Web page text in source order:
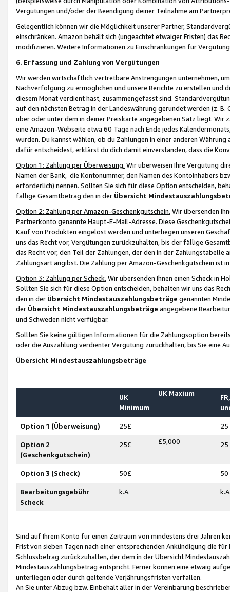
Vergütungen und/oder der Beendigung deiner Teilnahme am
Gelegentlich können wir die Möglichkeit unserer Partner,
einschränken. Amazon behält sich (ungeachtet etwaiger Fristen) das
modifizieren. Weitere Informationen zu Einschränkungen für
6. Erfassung und Zahlung von Vergütungen
Wir werden wirtschaftlich vertretbare Anstrengungen unternehmen,
Nachverfolgung zu ermöglichen und unsere Berichte zu erstellen und
diesem Monat verdient hast, zusammengefasst sind.
auf den nächsten Betrag in der Landeswährung gerundet werden (z.
über oder unter dem in deiner Preiskarte angegebenen Satz liegt.
eine Amazon-Webseite etwa 60 Tage nach Ende jedes
wurden. Du kannst wählen, ob du Zahlungen in einer anderen
dafür entscheidest, erklärst du dich damit einverstanden, dass die
Option 1: Zahlung per Überweisung. Wir überweisen Ihre Vergütung
Namen der Bank, die Kontonummer, den Namen des Kontoinhabers
erforderlich) nennen. Sollten Sie sich für diese Option entscheiden,
fällige Gesamtbetrag den in der Übersicht
Option 2: Zahlung per Amazon-Geschenkgutschein. Wir übersenden
Partnerkonto genannte Haupt-E-Mail-Adresse. Diese
Kauf von Produkten eingelöst werden und unterliegen unseren
uns das Recht vor, Vergütungen zurückzuhalten, bis der fällige
das Recht vor, den Teil der Zahlungen, der den in der
Zahlungsart angibst. Die Zahlung per Amazon-Geschenkgutschein ist
Option 3: Zahlung per Scheck. Wir übersenden Ihnen einen Scheck in
Sollten Sie sich für diese Option entscheiden, behalten wir uns das
den in der Übersicht Mindestauszahlungsbeträge genannten
der Übersicht Mindestauszahlungsbeträge angegebene
und Schweden nicht verfügbar.
Sollten Sie keine gültigen Informationen für die Zahlungsoption
oder die Auszahlung verdienter Vergütung zurückhalten, bis Sie
Übersicht Mindestauszahlungsbeträge
UK
Minimum
UK Maxium
Option 1 (Überweisung) 25£ 25
Option 2
(Geschenkgutschein)
25£ £5,000 25
Option 3 (Scheck) 50£ 50
Bearbeitungsgebühr
Scheck
k.A.
Sind auf Ihrem Konto für einen Zeitraum von mindestens drei Jahren
Frist von sieben Tagen nach einer entsprechenden Ankündigung die
Schlussbetrag zurückzuhalten, der dem in der Übersicht
Mindestauszahlungsbetrag entspricht. Ferner können eine etwaig
unterliegen oder durch geltende Verjährungsfristen verfallen.
An Sie unter Abzug bzw. Einbehalt aller in der Vereinbarung